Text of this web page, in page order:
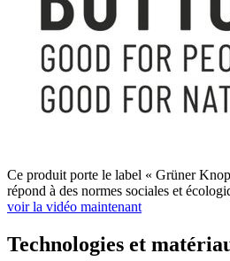
Ce produit porte le label « Grüner
répond à des normes sociales et
voir la vidéo maintenant
Technologies et